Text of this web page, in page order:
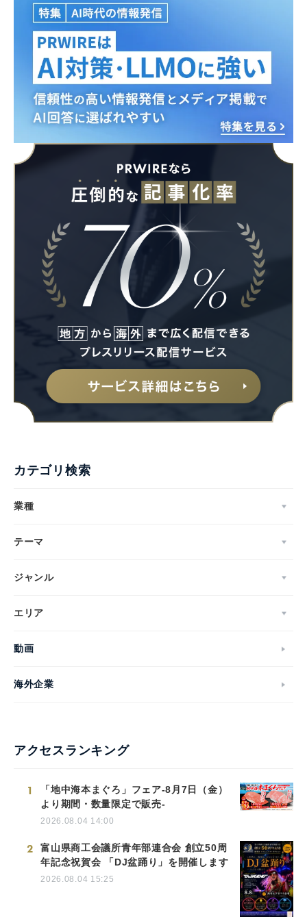
カテゴリ検索
業種
テーマ
ジャンル
エリア
動画
海外企業
アクセスランキング
1
「地中海本まぐろ」フェア-8月7日（金）
より期間・数量限定で販売-
2026.08.04 14:00
2
富山県商工会議所青年部連合会 創立50周
年記念祝賀会 「DJ盆踊り」を開催します
2026.08.04 15:25